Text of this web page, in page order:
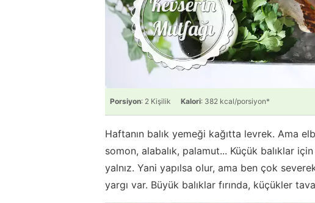
Porsiyon: 2 Kişilik Kalori: 382 kcal/porsiyon*
Haftanın balık yemeği kağıtta levrek. Ama
somon, alabalık, palamut... Küçük balıklar
yalnız. Yani yapılsa olur, ama ben çok
yargı var. Büyük balıklar fırında, küçükler